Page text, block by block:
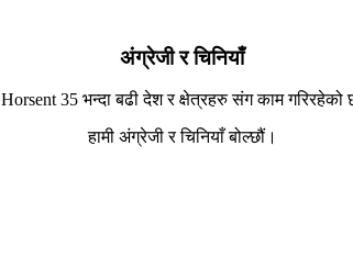
अंग्रेजी र चिनियाँ
Horsent 35 भन्दा बढी देश र क्षेत्रहरु संग काम गरिरहेको
हामी अंग्रेजी र चिनियाँ बोल्छौं।